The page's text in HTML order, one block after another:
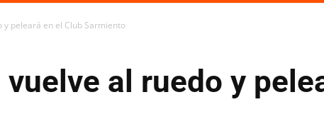
y peleará en el Club Sarmiento
al ruedo y